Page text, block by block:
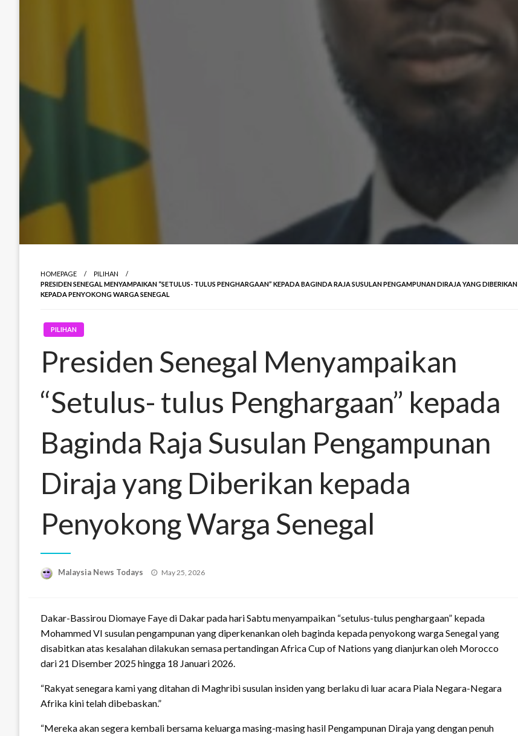
HOMEPAGE
PILIHAN
PRESIDEN SENEGAL MENYAMPAIKAN “SETULUS- TULUS PENGHARGAAN” KEPADA BAGINDA RAJA SUSULAN PENGAMPUNAN DIRAJA YANG DIBERIKAN
KEPADA PENYOKONG WARGA SENEGAL
PILIHAN
Presiden Senegal Menyampaikan
“Setulus- tulus Penghargaan” kepada
Baginda Raja Susulan Pengampunan
Diraja yang Diberikan kepada
Penyokong Warga Senegal
Malaysia News Todays
Posted
May 25, 2026
Dakar-Bassirou Diomaye Faye di Dakar pada hari Sabtu menyampaikan “setulus-tulus penghargaan” kepada
Mohammed VI susulan pengampunan yang diperkenankan oleh baginda kepada penyokong warga Senegal yang
disabitkan atas kesalahan dilakukan semasa pertandingan Africa Cup of Nations yang dianjurkan oleh Morocco
dari 21 Disember 2025 hingga 18 Januari 2026.
“Rakyat senegara kami yang ditahan di Maghribi susulan insiden yang berlaku di luar acara Piala Negara-Negara
Afrika kini telah dibebaskan.”
“Mereka akan segera kembali bersama keluarga masing-masing hasil Pengampunan Diraja yang dengan penuh